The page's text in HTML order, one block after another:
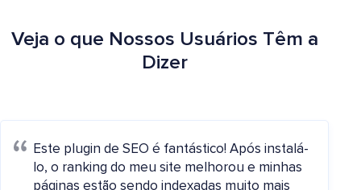
Veja o que Nossos Usuários Têm a
Dizer
Este plugin de SEO é fantástico! Após instalá-
lo, o ranking do meu site melhorou e minhas
páginas estão sendo indexadas muito mais